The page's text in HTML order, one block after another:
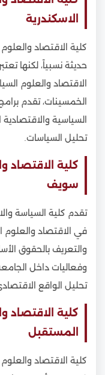
الاسكندرية
كلية الاقتصاد
حديثة نسبياً، لكنها
الاقتصاد والعلوم
الخمسينات، تقدم
السياسية
تحليل السياسات.
كلية الاقتصاد
سويف
تقدم كلية السياسة
في الاقتصاد والعلوم
والتعريف بالحقوق
وفعاليات داخل
تحليل الواقع
كلية الاقتصاد
المستقبل
كلية الاقتصاد